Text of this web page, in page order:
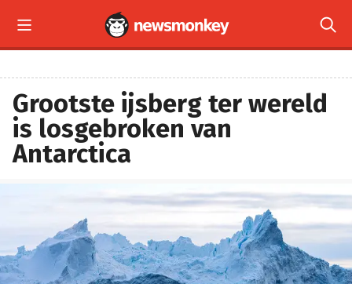
 
Grootste ijsberg ter wereld
is losgebroken van
Antarctica